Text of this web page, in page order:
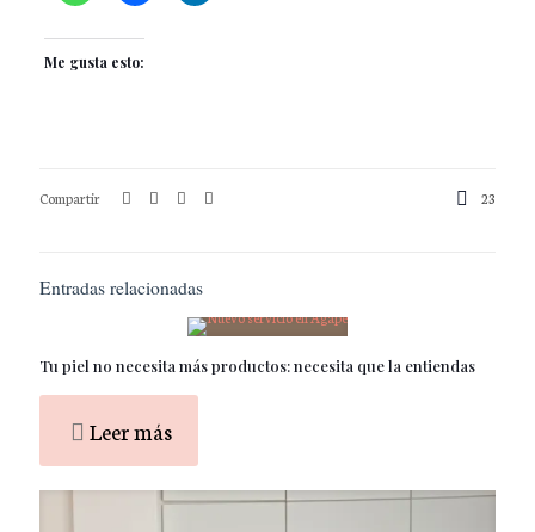
Me gusta esto:
Compartir 23
Entradas relacionadas
Tu piel no necesita más productos: necesita que la entiendas
Leer más